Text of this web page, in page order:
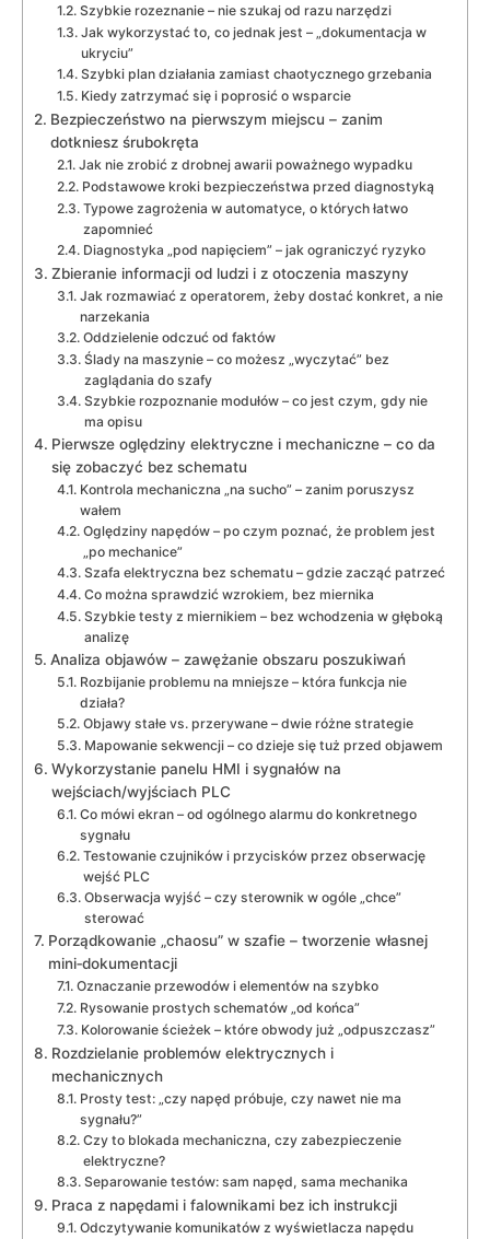
Szybkie rozeznanie – nie szukaj od razu narzędzi
Jak wykorzystać to, co jednak jest – „dokumentacja w
ukryciu”
Szybki plan działania zamiast chaotycznego grzebania
Kiedy zatrzymać się i poprosić o wsparcie
Bezpieczeństwo na pierwszym miejscu – zanim
dotkniesz śrubokręta
Jak nie zrobić z drobnej awarii poważnego wypadku
Podstawowe kroki bezpieczeństwa przed diagnostyką
Typowe zagrożenia w automatyce, o których łatwo
zapomnieć
Diagnostyka „pod napięciem” – jak ograniczyć ryzyko
Zbieranie informacji od ludzi i z otoczenia maszyny
Jak rozmawiać z operatorem, żeby dostać konkret, a nie
narzekania
Oddzielenie odczuć od faktów
Ślady na maszynie – co możesz „wyczytać” bez
zaglądania do szafy
Szybkie rozpoznanie modułów – co jest czym, gdy nie
ma opisu
Pierwsze oględziny elektryczne i mechaniczne – co da
się zobaczyć bez schematu
Kontrola mechaniczna „na sucho” – zanim poruszysz
wałem
Oględziny napędów – po czym poznać, że problem jest
„po mechanice”
Szafa elektryczna bez schematu – gdzie zacząć patrzeć
Co można sprawdzić wzrokiem, bez miernika
Szybkie testy z miernikiem – bez wchodzenia w głęboką
analizę
Analiza objawów – zawężanie obszaru poszukiwań
Rozbijanie problemu na mniejsze – która funkcja nie
działa?
Objawy stałe vs. przerywane – dwie różne strategie
Mapowanie sekwencji – co dzieje się tuż przed objawem
Wykorzystanie panelu HMI i sygnałów na
wejściach/wyjściach PLC
Co mówi ekran – od ogólnego alarmu do konkretnego
sygnału
Testowanie czujników i przycisków przez obserwację
wejść PLC
Obserwacja wyjść – czy sterownik w ogóle „chce”
sterować
Porządkowanie „chaosu” w szafie – tworzenie własnej
mini‑dokumentacji
Oznaczanie przewodów i elementów na szybko
Rysowanie prostych schematów „od końca”
Kolorowanie ścieżek – które obwody już „odpuszczasz”
Rozdzielanie problemów elektrycznych i
mechanicznych
Prosty test: „czy napęd próbuje, czy nawet nie ma
sygnału?”
Czy to blokada mechaniczna, czy zabezpieczenie
elektryczne?
Separowanie testów: sam napęd, sama mechanika
Praca z napędami i falownikami bez ich instrukcji
Odczytywanie komunikatów z wyświetlacza napędu